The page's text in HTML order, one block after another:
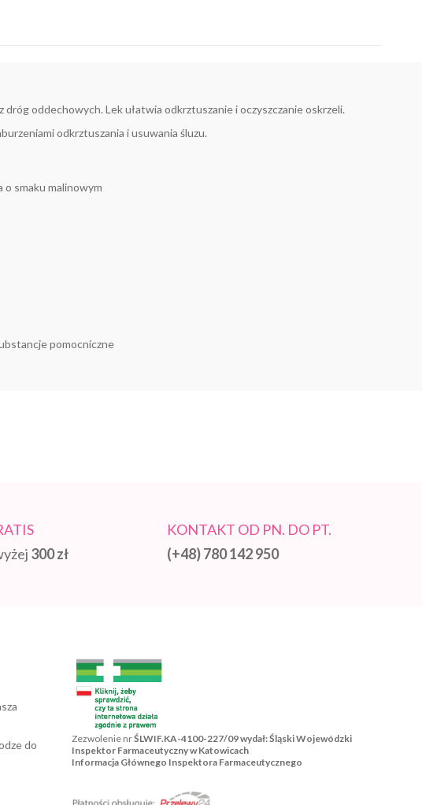
oddechowych. Lek ułatwia odkrztuszanie i oczyszczanie oskrzeli.
odkrztuszania i usuwania śluzu.
o smaku malinowym
pomocniczne
300 zł
KONTAKT OD PN. DO PT.
(+48) 780 142 950
do
Zezwolenie nrŚLWIF.KA-4100-227/09 wydał: Śląski Wojewódzki
Inspektor Farmaceutyczny w Katowicach
Informacja Głównego Inspektora Farmaceutycznego